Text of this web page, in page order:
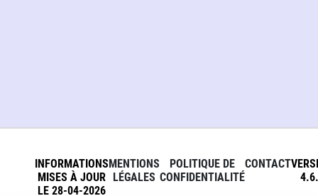
INFORMATIONS
MISES À JOUR
LE 28-04-2026
MENTIONS
LÉGALES
POLITIQUE DE
CONFIDENTIALITÉ
CONTACT